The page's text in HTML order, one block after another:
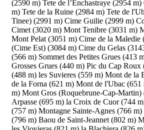
(2590 m) Tete de l’Enchastraye (2954 m)
m) Tete de la Ruine (2984 m) Tete de
Tinee) (2991 m) Cime Guilie (2999 m)
Cimet (3020 m) Mont Tenibre (3031 m)
Mont Pelat (3051 m) Cime de la Maledie
(Cime Est) (3084 m) Cime du Gelas
(566 m) Sommet des Petites Grues (413
Grosses Grues (440 m) Pic du Cap Roux
(488 m) les Suvieres (559 m) Mont de la
de la Forna (621 m) Mont de l'Ubac (651
m) Mont Gros (Roquebrune-Cap-Martin)
Arpasse (695 m) la Croix de Cuor (744
(757 m) Montagne Sainte-Agnes (766 m)
(796 m) Baou de Saint-Jeannet (802 m)